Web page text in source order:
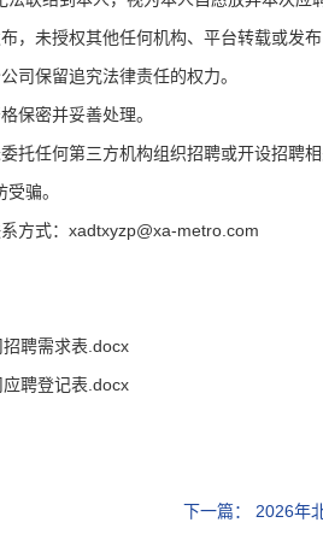
，未授权其他任何机构、平台转载或发布
司保留追究法律责任的权力。
保密并妥善处理。
托任何第三方机构组织招聘或开设招聘
骗。
方式： xadtxyzp@xa-metro.com
聘需求表.docx
聘登记表.docx
下一篇： 2026年